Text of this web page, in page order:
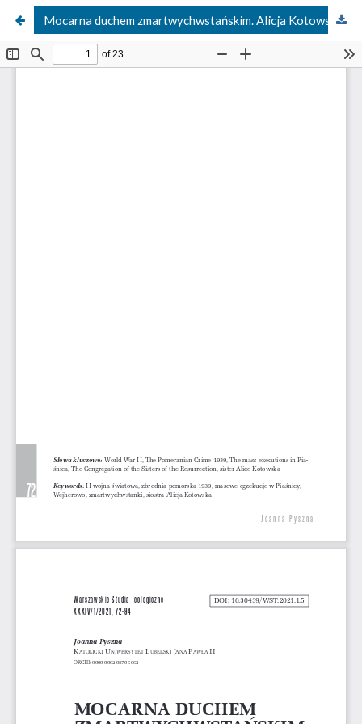
Mocarna duchem zmartwychwstańskim. Alicja Kotowska CR – zakonnica, nauczycielka, męczenniczka, błogosławiona